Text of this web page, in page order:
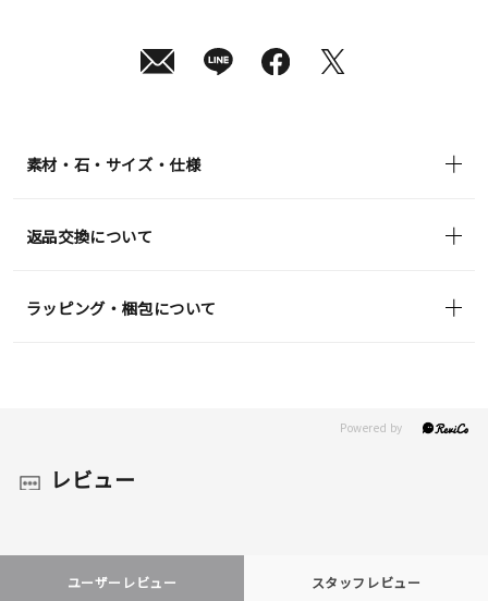
素材・石・サイズ・仕様
返品交換について
ラッピング・梱包について
レビュー
ユーザーレビュー スタッフレビュー